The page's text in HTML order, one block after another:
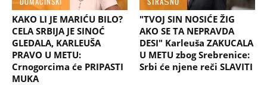
KAKO LI JE MARIĆU BILO?
CELA SRBIJA JE SINOĆ
GLEDALA, KARLEUŠA
PRAVO U METU:
Crnogorcima će PRIPASTI
MUKA
"TVOJ SIN NOSIĆE ŽIG
AKO SE TA NEPRAVDA
DESI" Karleuša ZAKUCALA
U METU zbog Srebrenice:
Srbi će njene reči SLAVITI